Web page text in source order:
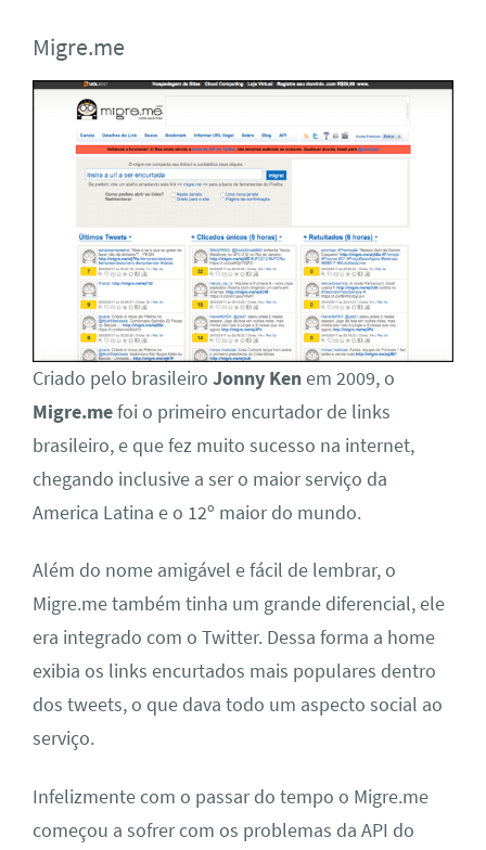
Migre.me
Criado pelo brasileiro Jonny Kenem 2009, o
Migre.mefoi o primeiro encurtador de links
brasileiro, e que fez muito sucesso na internet,
chegando inclusive a ser o maior serviço da
America Latina e o 12º maior do mundo.
Além do nome amigável e fácil de lembrar, o
Migre.me também tinha um grande diferencial, ele
era integrado com o Twitter. Dessa forma a home
exibia os links encurtados mais populares dentro
dos tweets, o que dava todo um aspecto social ao
serviço.
Infelizmente com o passar do tempo o Migre.me
começou a sofrer com os problemas da API do